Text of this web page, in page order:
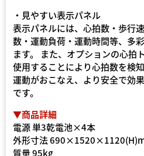
・見やすい表示パネル
表示パネルには、心拍数・歩行
数・運動負荷・運動時間等、多
ます。 また、オプションの心拍
使用することにより心拍数を検
運動がおこなえ、より安全で効
です。
▼商品詳細
電源 単3乾電池×4本
外形寸法
質量 95kg